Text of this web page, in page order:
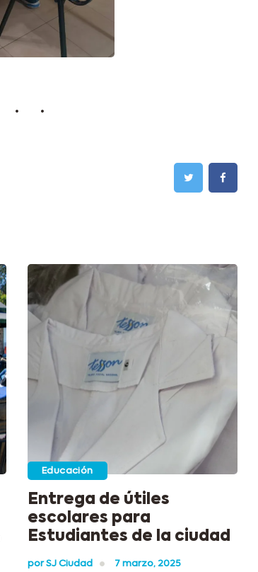
Educación
Entrega de útiles
escolares para
Estudiantes de la ciudad
porSJ Ciudad 7 marzo, 2025